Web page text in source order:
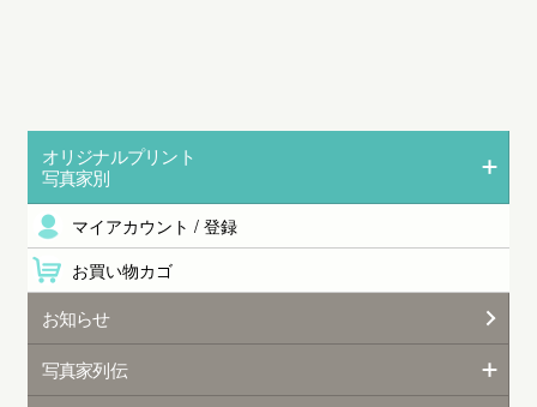
オリジナルプリント
写真家別
マイアカウント / 登録
お買い物カゴ
お知らせ
写真家列伝